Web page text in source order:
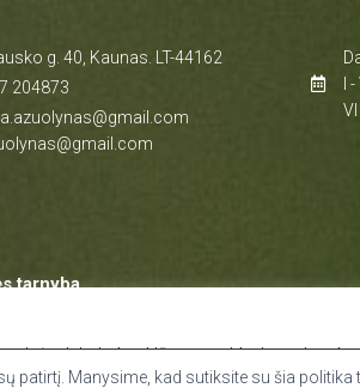
g. 40, Kaunas. LT-44162
204873
I
tarnyba
prisimindami jūsų pageidavimus ir
patirtį. Manysime, kad sutiksite su šia